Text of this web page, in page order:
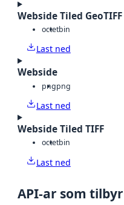
Webside Tiled GeoTIFF
octetbin
Last ned
Webside
pngpng
Last ned
Webside Tiled TIFF
octetbin
Last ned
API-ar som